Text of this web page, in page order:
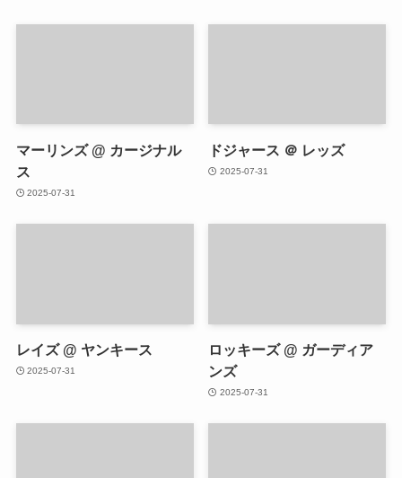
マーリンズ @ カージナル
ス
2025-07-31
ドジャース ＠ レッズ
2025-07-31
レイズ @ ヤンキース
2025-07-31
ロッキーズ @ ガーディア
ンズ
2025-07-31